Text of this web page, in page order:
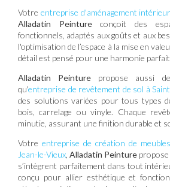
Votre entreprise d'aménagement
Alladatin Peintureconçoit des
fonctionnels, adaptés aux goûts et aux
l'optimisation de l’espace à la mise en
détail est pensé pour une harmonie
Alladatin Peinture propose aussi
qu'entreprise de revêtement de sol à
des solutions variées pour tous types
bois, carrelage ou vinyle. Chaque
minutie, assurant une finition durable et
Votre entreprise de création de
Jean-le-Vieux Alladatin Peinture
s’intègrent parfaitement dans tout
conçu pour allier esthétique et